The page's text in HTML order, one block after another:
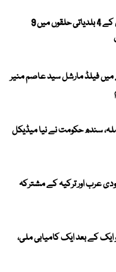
الیکشن کمیشن نے بلوچستان کے 4 بلدیاتی حلقوں میں 9
فیلڈ مارشل سید عاصم منیر
سندھ حکومت نے نیا میڈیکل
عرب اور ترکیہ کے مشترکہ
کے بعد ایک کامیابی ملی،